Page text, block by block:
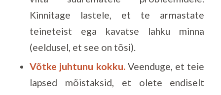
Kinnitage lastele, et te armastate
teineteist ega kavatse lahku minna
(eeldusel, et see on tõsi).
Võtke juhtunu kokku.Veenduge, et teie
lapsed mõistaksid, et olete endiselt